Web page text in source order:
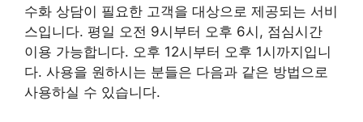
수화 상담이 필요한 고객을 대상으로 제공되는 서비
스입니다. 평일 오전 9시부터 오후 6시, 점심시간
이용 가능합니다. 오후 12시부터 오후 1시까지입니
다. 사용을 원하시는 분들은 다음과 같은 방법으로
사용하실 수 있습니다.